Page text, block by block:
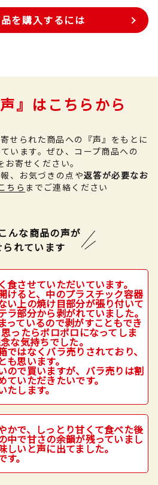
を購入するには
』はこちらから
せられた商品への『声』をもとに
います。 ぜひ、コープ商品への
お寄せください。
、お気づきの点や返答が必要なお
ちら までご連絡ください
んな商品の声が
られています
食させていただいています。
けると、中のプラスチック容器
い上の焼け目部分が張り付いて
ラ部分から剥がれていました。
っているので剥がすこともでき
ったらボロボロになってしま
な気持ちでした。
ではなくバラ売りされており、
も思います。
ので買いますが、バラ売りは割
ていただきたいです。
たします。
かで、しっとり甘くて食べた後
中で甘さの余韻が残っていまし
しいと声に出てました。
。